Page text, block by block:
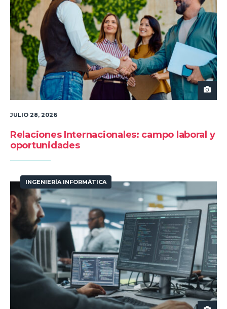
JULIO 28, 2026
Relaciones Internacionales: campo laboral y
oportunidades
INGENIERÍA INFORMÁTICA